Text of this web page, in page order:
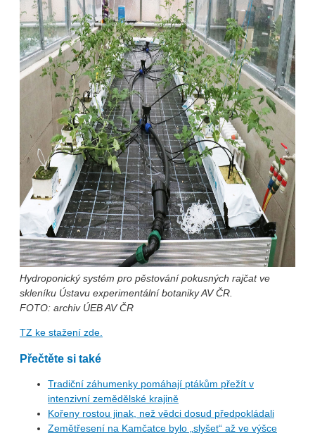
Hydroponický systém pro pěstování pokusných rajčat ve
skleníku Ústavu experimentální botaniky AV ČR.
FOTO: archiv ÚEB AV ČR
TZ ke stažení zde.
Přečtěte si také
Tradiční záhumenky pomáhají ptákům přežít v
intenzivní zemědělské krajině
Kořeny rostou jinak, než vědci dosud předpokládali
Zemětřesení na Kamčatce bylo „slyšet“ až ve výšce